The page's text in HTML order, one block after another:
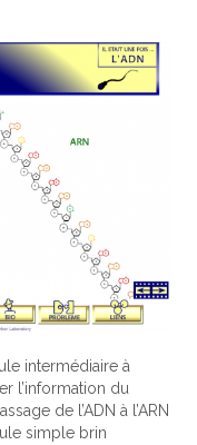
intermédiaire à
l’information du
de l’ADN à l’ARN
simple brin